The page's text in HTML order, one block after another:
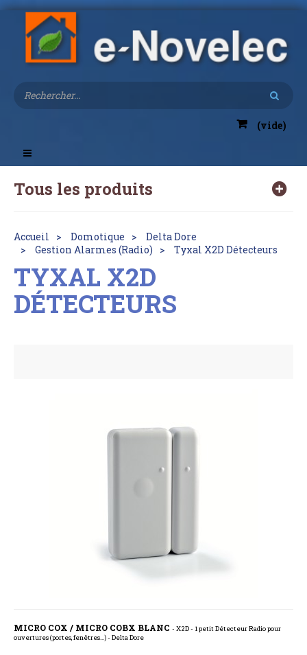
(vide)
Toggle
navigation
Tous les produits
Accueil Domotique
Delta Dore
Gestion Alarmes (Radio)
Tyxal X2D Détecteurs
TYXAL X2D
DÉTECTEURS
MICRO COX / MICRO COBX BLANC - X2D - 1 petit Détecteur Radio pour
ouvertures (portes, fenêtres...) - Delta Dore